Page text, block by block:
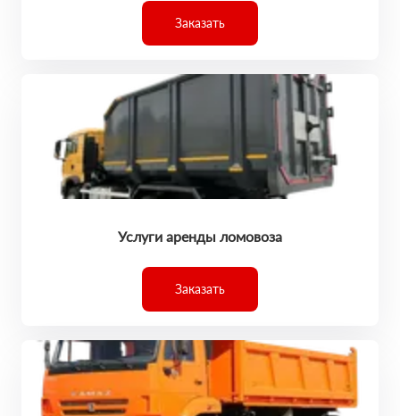
Заказать
Услуги аренды ломовоза
Заказать